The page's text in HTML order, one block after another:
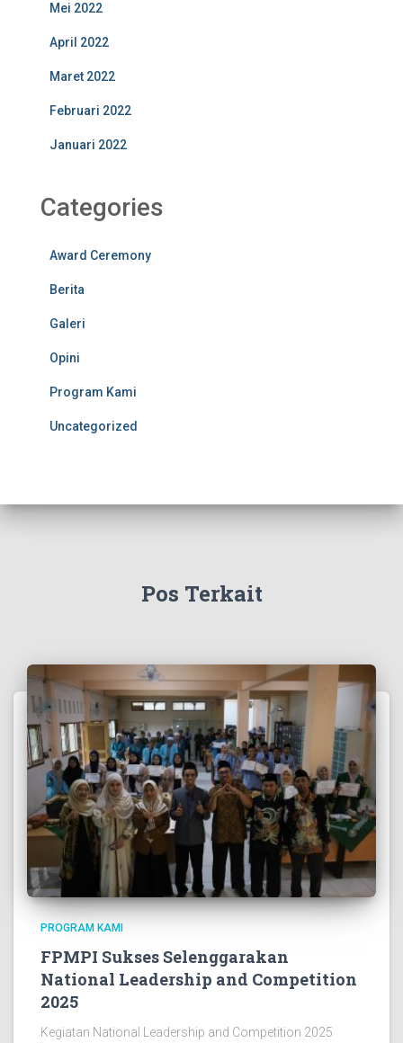
Mei 2022
April 2022
Maret 2022
Februari 2022
Januari 2022
Categories
Award Ceremony
Berita
Galeri
Opini
Program Kami
Uncategorized
Pos Terkait
PROGRAM KAMI
FPMPI Sukses Selenggarakan
National Leadership and Competition
2025
Kegiatan National Leadership and Competition 2025